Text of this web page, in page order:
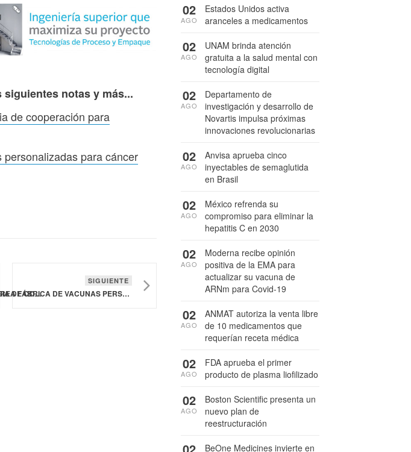
notas y más...
de cooperación para
para cáncer
MÉXICO Y OPS FIRMAN ESTRATEGIA DE COOPERACIÓN PARA FORTALECER LA SALUD PÚBLICA
SIGUIENTE
CHINA CREA FÁBRICA DE VACUNAS PERSONALIZADAS PARA CÁNCER CON INTELIGENCIA ARTIFICIAL
Estados Unidos activa
aranceles a medicamentos
02
AGO
UNAM brinda atención
gratuita a la salud mental con
tecnología digital
02
AGO
Departamento de
investigación y desarrollo de
Novartis impulsa próximas
innovaciones revolucionarias
02
AGO
Anvisa aprueba cinco
inyectables de semaglutida
en Brasil
02
AGO
México refrenda su
compromiso para eliminar la
hepatitis C en 2030
02
AGO
Moderna recibe opinión
positiva de la EMA para
actualizar su vacuna de
ARNm para Covid-19
02
AGO
ANMAT autoriza la venta libre
de 10 medicamentos que
requerían receta médica
02
AGO
FDA aprueba el primer
producto de plasma liofilizado
02
AGO
Boston Scientific presenta un
nuevo plan de
reestructuración
02
AGO
BeOne Medicines invierte en